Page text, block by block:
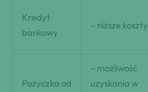
Kredyt
bankowy
– niższe koszty
Pożyczka od
– możliwość
uzyskania w